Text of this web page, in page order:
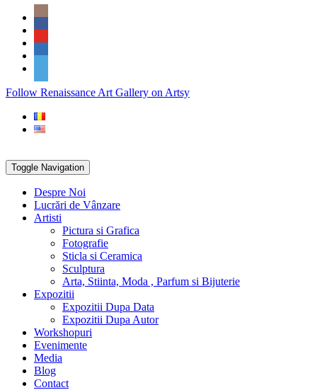
Skip
content
Social
Icons
PARTENER
Follow Renaissance Art Gallery on Artsy
Toggle Navigation
Despre Noi
Lucrări de Vânzare
Artisti
Pictura si Grafica
Fotografie
Sticla si Ceramica
Sculptura
Arta, Stiinta, Moda , Parfum si Bijuterie
Expozitii
Expozitii Dupa Data
Expozitii Dupa Autor
Workshopuri
Evenimente
Media
Blog
Contact